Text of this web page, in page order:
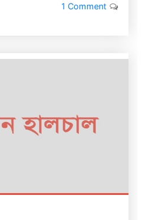
1 Comment